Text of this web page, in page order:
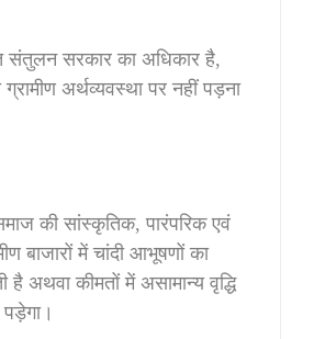
संतुलन सरकार का अधिकार है,
अर्थव्यवस्था पर नहीं पड़ना
की सांस्कृतिक, पारंपरिक एवं
बाजारों में चांदी आभूषणों का
है अथवा कीमतों में असामान्य वृद्धि